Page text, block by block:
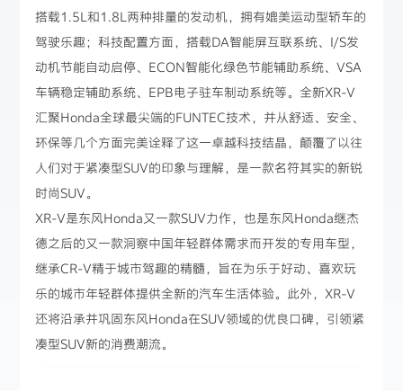
搭载1.5L和1.8L两种排量的发动机，拥有媲美运动型轿车的
驾驶乐趣；科技配置方面，搭载DA智能屏互联系统、I/S发
动机节能自动启停、ECON智能化绿色节能辅助系统、VSA
车辆稳定辅助系统、EPB电子驻车制动系统等。全新XR-V
汇聚Honda全球最尖端的FUNTEC技术，并从舒适、安全、
环保等几个方面完美诠释了这一卓越科技结晶，颠覆了以往
人们对于紧凑型SUV的印象与理解，是一款名符其实的新锐
时尚SUV。
XR-V是东风Honda又一款SUV力作，也是东风Honda继杰
德之后的又一款洞察中国年轻群体需求而开发的专用车型，
继承CR-V精于城市驾趣的精髓，旨在为乐于好动、喜欢玩
乐的城市年轻群体提供全新的汽车生活体验。此外，XR-V
还将沿承并巩固东风Honda在SUV领域的优良口碑，引领紧
凑型SUV新的消费潮流。